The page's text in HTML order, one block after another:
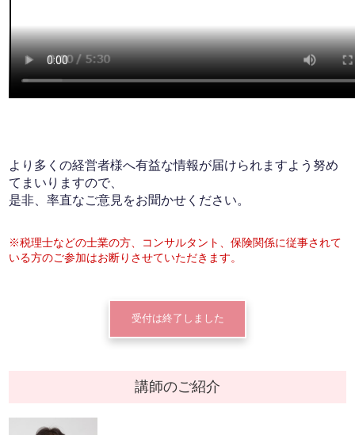
より多くの経営者様へ有益な情報が届けられますよう努め
てまいりますので、
是非、率直なご意見をお聞かせください。
※税理士などの士業の方、コンサルタント、保険関係に従事されて
いる方のご参加はお断りさせていただきます。
受付は終了しました
講師のご紹介